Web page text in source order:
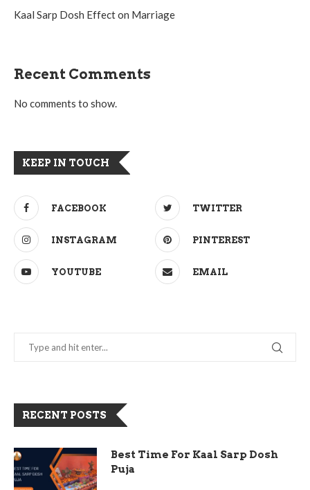
Kaal Sarp Dosh Effect on Marriage
Recent Comments
No comments to show.
KEEP IN TOUCH
FACEBOOK TWITTER
INSTAGRAM PINTEREST
YOUTUBE EMAIL
RECENT POSTS
Best Time For Kaal Sarp Dosh
Puja